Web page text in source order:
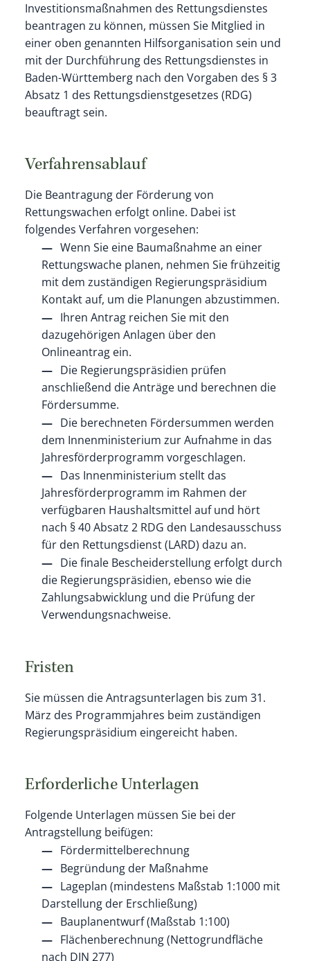
Investitionsmaßnahmen des Rettungsdienstes
beantragen zu können, müssen Sie Mitglied in
einer oben genannten Hilfsorganisation sein und
mit der Durchführung des Rettungsdienstes in
Baden-Württemberg nach den Vorgaben des § 3
Absatz 1 des Rettungsdienstgesetzes (RDG)
beauftragt sein.
Verfahrensablauf
Die Beantragung der Förderung von
Rettungswachen erfolgt online. Dabei ist
folgendes Verfahren vorgesehen:
Wenn Sie eine Baumaßnahme an einer
Rettungswache planen, nehmen Sie frühzeitig
mit dem zuständigen Regierungspräsidium
Kontakt auf, um die Planungen abzustimmen.
Ihren Antrag reichen Sie mit den
dazugehörigen Anlagen über den
Onlineantrag ein.
Die Regierungspräsidien prüfen
anschließend die Anträge und berechnen die
Fördersumme.
Die berechneten Fördersummen werden
dem Innenministerium zur Aufnahme in das
Jahresförderprogramm vorgeschlagen.
Das Innenministerium stellt das
Jahresförderprogramm im Rahmen der
verfügbaren Haushaltsmittel auf und hört
nach § 40 Absatz 2 RDG den Landesausschuss
für den Rettungsdienst (LARD) dazu an.
Die finale Bescheiderstellung erfolgt durch
die Regierungspräsidien, ebenso wie die
Zahlungsabwicklung und die Prüfung der
Verwendungsnachweise.
Fristen
Sie müssen die Antragsunterlagen bis zum 31.
März des Programmjahres beim zuständigen
Regierungspräsidium eingereicht haben.
Erforderliche Unterlagen
Folgende Unterlagen müssen Sie bei der
Antragstellung beifügen:
Fördermittelberechnung
Begründung der Maßnahme
Lageplan (mindestens Maßstab 1:1000 mit
Darstellung der Erschließung)
Bauplanentwurf (Maßstab 1:100)
Flächenberechnung (Nettogrundfläche
nach DIN 277)